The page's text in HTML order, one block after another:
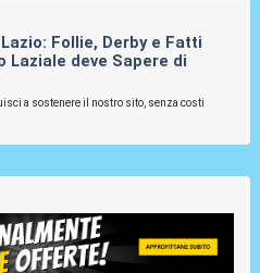
Follie, Derby e Fatti
Laziale deve Sapere di
a sostenere il nostro sito, senza costi